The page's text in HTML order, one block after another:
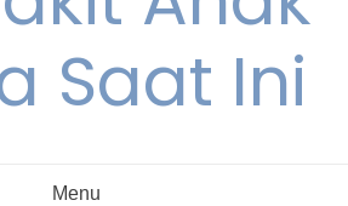
Saat Ini
Menu